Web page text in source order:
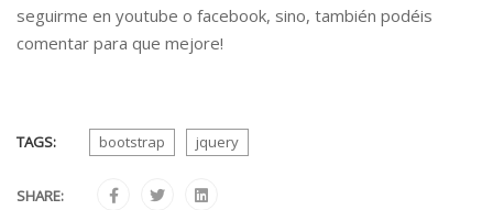
seguirme en youtube o facebook, sino, también podéis
comentar para que mejore!
TAGS: bootstrap jquery
SHARE: